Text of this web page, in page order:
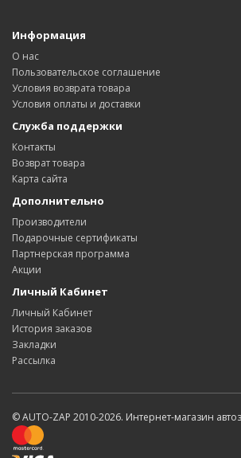
Информация
О нас
Пользовательское соглашение
Условия возврата товара
Условия оплаты и доставки
Служба поддержки
Контакты
Возврат товара
Карта сайта
Дополнительно
Производители
Подарочные сертификаты
Партнерская программа
Акции
Личный Кабинет
Личный Кабинет
История заказов
Закладки
Рассылка
© AUTO-ZAP 2010-2026. Интернет-магазин